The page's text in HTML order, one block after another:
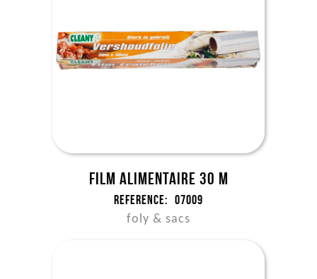
Film alimentaire 30 m
Reference: 07009
foly & sacs